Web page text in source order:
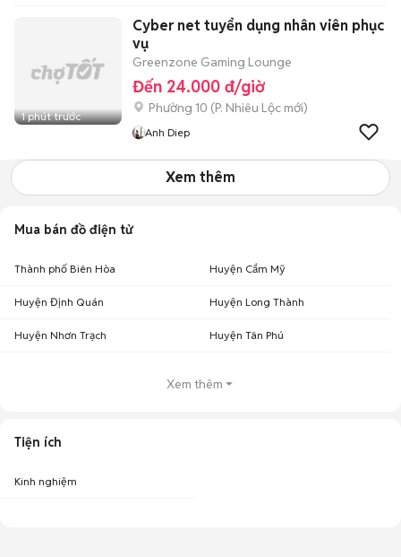
1 phút trước
Cyber net tuyển dụng nhân viên phục
vụ
Greenzone Gaming Lounge
Đến 24.000 đ/giờ
Phường 10 (P. Nhiêu Lộc mới)
Anh Diep
Xem thêm
Mua bán đồ điện tử
Thành phố Biên Hòa Huyện Cẩm Mỹ
Huyện Định Quán Huyện Long Thành
Huyện Nhơn Trạch Huyện Tân Phú
Xem thêm
Tiện ích
Kinh nghiệm